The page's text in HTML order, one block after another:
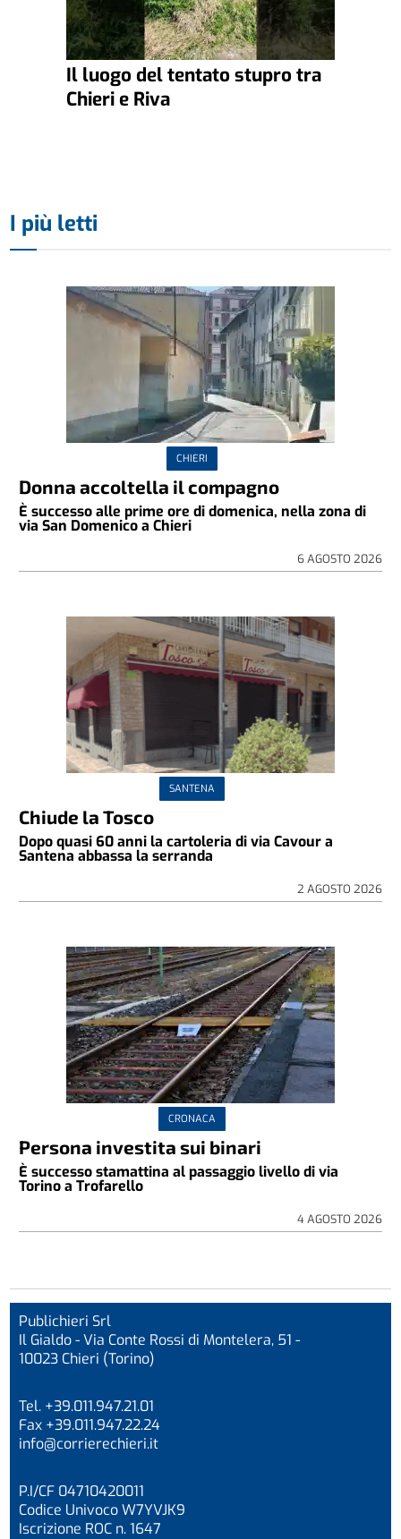
Il luogo del tentato stupro tra
Chieri e Riva
I più letti
CHIERI
Donna accoltella il compagno
È successo alle prime ore di domenica, nella zona di
via San Domenico a Chieri
6 AGOSTO 2026
SANTENA
Chiude la Tosco
Dopo quasi 60 anni la cartoleria di via Cavour a
Santena abbassa la serranda
2 AGOSTO 2026
CRONACA
Persona investita sui binari
È successo stamattina al passaggio livello di via
Torino a Trofarello
4 AGOSTO 2026
Publichieri Srl
Il Gialdo - Via Conte Rossi di Montelera, 51 -
10023 Chieri (Torino)
Tel. +39.011.947.21.01
Fax +39.011.947.22.24
info@corrierechieri.it
P.I/CF 04710420011
Codice Univoco W7YVJK9
Iscrizione ROC n. 1647